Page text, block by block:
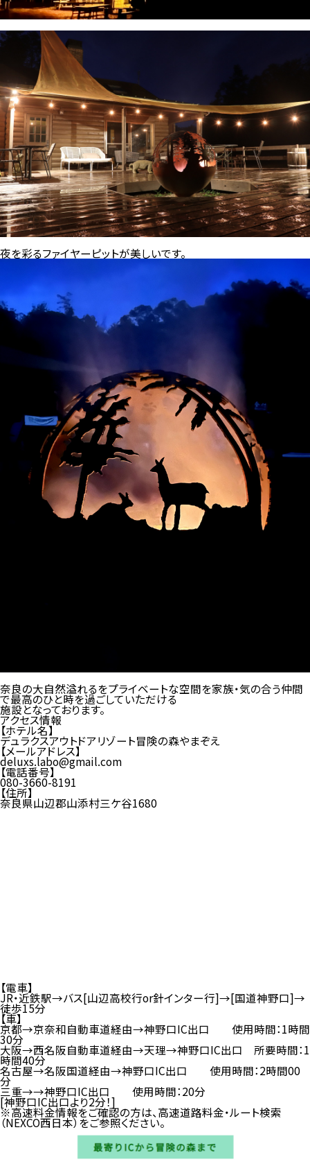
夜を彩るファイヤーピットが美しいです。
奈良の大自然溢れるをプライベートな空間を家族・気の合う仲間
で最高のひと時を過ごしていただける
施設となっております。
アクセス情報
【ホテル名】
デュラクスアウトドアリゾート冒険の森やまぞえ
【メールアドレス】
deluxs.labo@gmail.com
【電話番号】
080-3660-8191
【住所】
奈良県山辺郡山添村三ケ谷1680
【電車】
JR・近鉄駅→バス[山辺高校行or針インター行]→[国道神野口]→
徒歩15分
【車】
京都→京奈和自動車道経由→神野口IC出口 使用時間：1時間
30分
大阪→西名阪自動車道経由→天理→神野口IC出口 所要時間：1
時間40分
名古屋→名阪国道経由→神野口IC出口 使用時間：2時間00
分
三重→→神野口IC出口 使用時間：20分
[神野口IC出口より2分！]
※高速料金情報をご確認の方は、高速道路料金・ルート検索
（NEXCO西日本）をご参照ください。